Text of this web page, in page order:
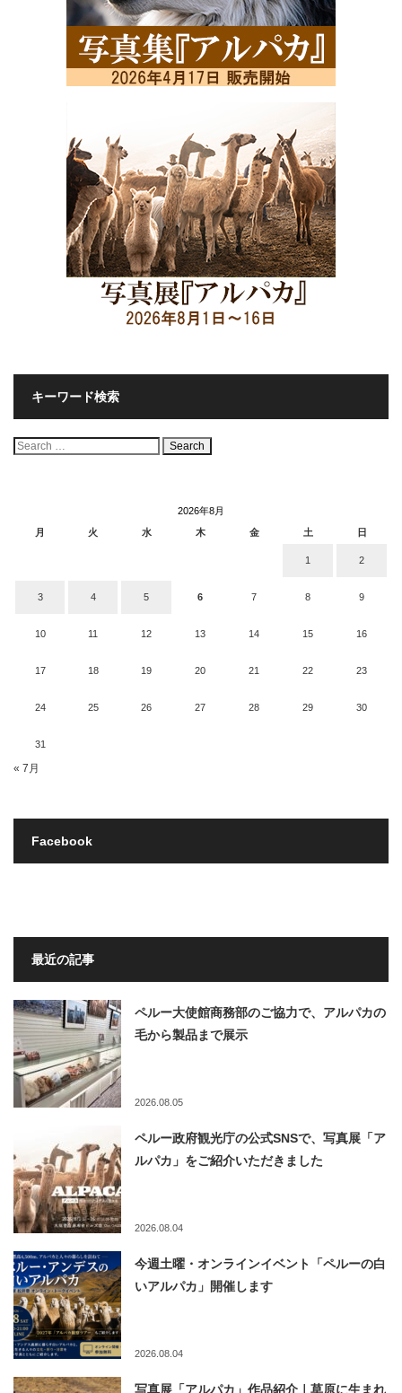
キーワード検索
検
索:
2026年8月
月
火 水 木 金 土 日
1 2
3 4 5 6 7 8 9
10 11 12 13 14 15 16
17 18 19 20 21 22 23
24 25 26 27 28 29 30
31
« 7月
Facebook
最近の記事
ペルー大使館商務部のご協力で、アルパカの
毛から製品まで展示
2026.08.05
ペルー政府観光庁の公式SNSで、写真展「ア
ルパカ」をご紹介いただきました
2026.08.04
今週土曜・オンラインイベント「ペルーの白
いアルパカ」開催します
2026.08.04
写真展「アルパカ」作品紹介｜草原に生まれ